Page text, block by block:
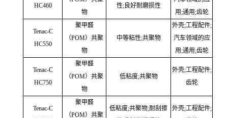
HC460
物
性;良好耐磨损性
用;通用;齿轮
Tenac-C
HC550
聚甲醛
（POM）共聚
物
中等粘性;共聚物
外壳;工程配件;
汽车领域的应
用;通用;齿轮
Tenac-C
HC750
聚甲醛
（POM）共聚
物
低粘度;共聚物
外壳;工程配件;
齿轮
Tenac-C
聚甲醛
（POM）共聚
低粘度;共聚物;耐刮擦
外壳;工程配件;